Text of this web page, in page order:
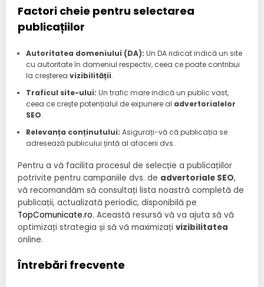
Factori cheie pentru selectarea
publicațiilor
Autoritatea domeniului (DA): Un DA ridicat indică un site
cu autoritate în domeniul respectiv, ceea ce poate contribui
la creșterea vizibilității.
Traficul site-ului: Un trafic mare indică un public vast,
ceea ce crește potențialul de expunere al advertorialelor
SEO.
Relevanța conținutului: Asigurați-vă că publicația se
adresează publicului țintă al afacerii dvs.
Pentru a vă facilita procesul de selecție a publicațiilor
potrivite pentru campaniile dvs. de advertoriale SEO,
vă recomandăm să consultați lista noastră completă de
publicații, actualizată periodic, disponibilă pe
TopComunicate.ro. Această resursă vă va ajuta să vă
optimizați strategia și să vă maximizați vizibilitatea
online.
Întrebări frecvente